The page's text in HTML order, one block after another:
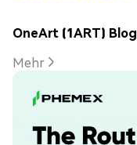
OneArt (1ART) Blog
Mehr